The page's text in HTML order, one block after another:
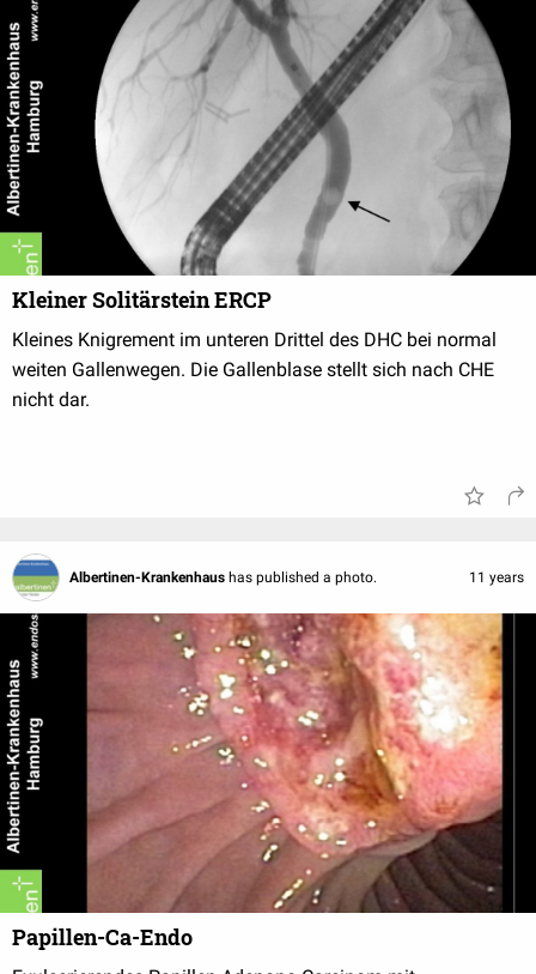
Kleiner Solitärstein ERCP
Kleines Knigrement im unteren Drittel des DHC bei normal
weiten Gallenwegen. Die Gallenblase stellt sich nach CHE
nicht dar.
Albertinen-Krankenhaus has published a photo. 11 years
Papillen-Ca-Endo